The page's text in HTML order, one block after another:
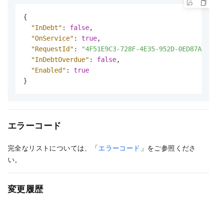
{
"InDebt" : false,
"OnService" : true,
"RequestId" :
"4F51E9C3-728F-4E35-952D-
"InDebtOverdue" : false,
"Enabled" :
true
}
エラーコード
完全なリストについては、「エラーコード 」をご参照くださ
い。
変更履歴